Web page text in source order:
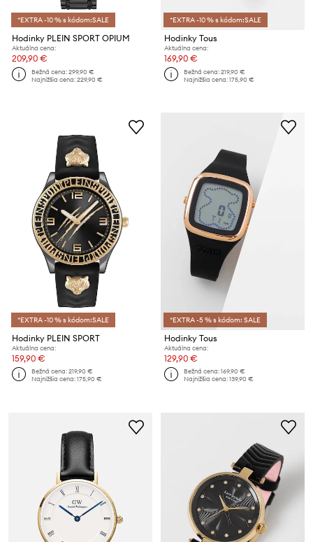
*EXTRA -10 % s kódom:SALE
Hodinky PLEIN SPORT OPIUM
Aktuálna cena:
209,90 €
Bežná cena:299,90 €
Najnižšia cena:229,90 €
*EXTRA -10 % s kódom:SALE
Hodinky Tous
Aktuálna cena:
169,90 €
Bežná cena:219,90 €
Najnižšia cena:175,90 €
*EXTRA -10 % s kódom:SALE
Hodinky PLEIN SPORT
Aktuálna cena:
159,90 €
Bežná cena:219,90 €
Najnižšia cena:175,90 €
*EXTRA -5 % s kódom: SALE
Hodinky Tous
Aktuálna cena:
129,90 €
Bežná cena:169,90 €
Najnižšia cena:139,90 €